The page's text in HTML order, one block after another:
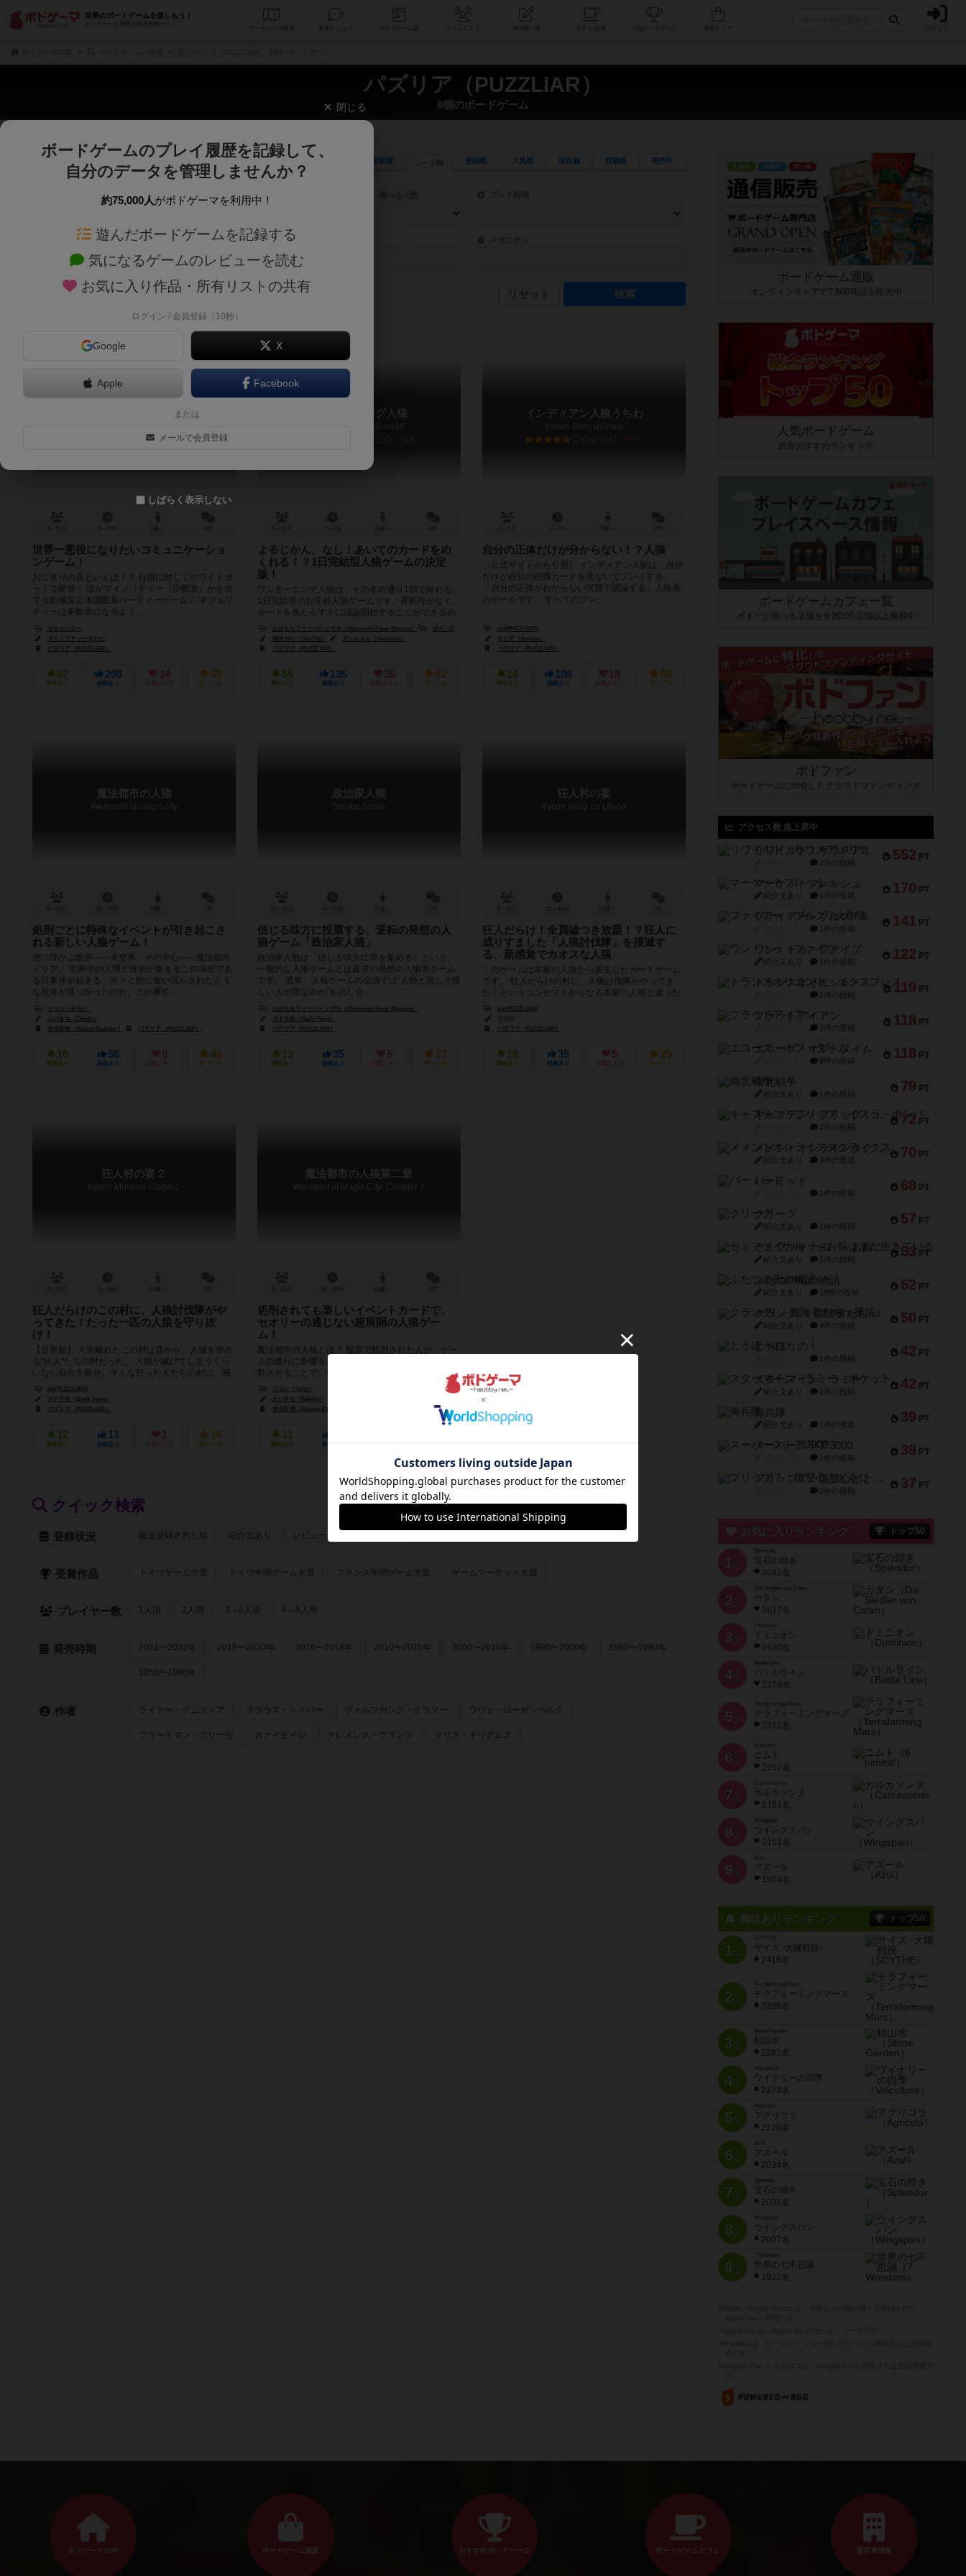
世界のボードゲームを楽しもう！
ボードゲーム専門の総合情報サイト
データベース コミュニティ 人気ボードゲーム ログイン
パズリア（PUZZLIAR）
8個のボードゲーム
じっくり表示 更新順 登録順 人気順 注目順 投稿数 発売年
商品名、商品説明文、デザイナー名、テーマ名、メカニクス名を対象にフリーワード検索ができます。
ゲームデザイナー名を指定して検索できます。
ゲームデザイナー 目安となる所要時間を指定することができます。マニュアルを読む時間や参加者へのルール説明時間は含まれていないため、初めて
対象年齢を指定します。 世界観や登場人物などモチーフ・ストーリーを指定することができます。直感的にゲームシステムを理解できるよう、中世ファンタジー・クッキング・海賊同士の対決など、ゲームコンセプトを絞
テーマ/フレーバー ゲーム性を構成するコアシステムです。主にボードゲームに慣れている方向けの絞込機能です。例えば「ダイスロール」はランダ
リセット
6.5
世界一悪役になりたいコミュニケーショ
ンゲーム！
おにぎりの具といえば？？ お題に対してホワイトボ
ードで回答！ 誰がマイノリティー（少数派）かを当
てる新感覚正体隠匿系パーティーゲーム！ マジョリ
ティーは多数派になるよう...
オオメノルー
マイノリティーさわだ
パズリア（PUZZLIAR）
57
興味あり
208
経験あり
34
お気に入り
59
持ってる
ワンモーニング人狼
One Morning Werewolf
6.0
よるじかん、なし！あいてのカードをめ
くれる！？1日完結型人狼ゲームの決定
版！
ワンモーニング人狼は、その名の通り1朝で終わる、
1日完結型のお手軽人狼ゲームです。夜処理がなく、
カードを見たらすぐに議論開始することができるの
が特徴です。むらびとチームは議論...
おかもちフィーバーメガネ（Okamochi Fever Megane）
ダイ（dai）
柚井 ゆい（Yui Yui）
ガッちゃん（Gacchan）
パズリア（PUZZLIAR）
55
興味あり
135
経験あり
35
お気に入り
62
持ってる
インディアン人狼うちわ
Indian Jinro Uchiwa
5.9
自分の正体だけが分からない！？人狼
（公式サイトから引用） インディアン人狼は、自分
だけが自分の役職カードを見ないでプレイする、
「自分の正体がわからない状態で議論する」人狼系
のゲームです。 すべてのプレ...
dai(PUZZLIAR)
すと子（Sutoko）
パズリア（PUZZLIAR）
14
興味あり
108
経験あり
18
お気に入り
58
持ってる
魔法都市の人狼
Werewolf of magic city
処刑ごとに特殊なイベントが引き起こさ
れる新しい人狼ゲーム！
空に浮かぶ世界――天空界。その中心――魔法都市
ノリア。 世界中の人間と技術が集まるこの場所であ
る日事件が起きる。次々と獣に食い荒らされたよう
な死体が見つかったのだ。この事件...
ジョン（John）
えいきち（Eikichi）
赤点計画（Akaten Keikaku）
パズリア（PUZZLIAR）
10
興味あり
56
経験あり
8
お気に入り
48
持ってる
政治家人狼
Seijika Jinrou
信じる味方に投票する、逆転の発想の人
狼ゲーム「政治家人狼」
政治家人狼は「信じる味方に票を集める」という、
一般的な人狼ゲームとは真逆の発想の人狼系ゲーム
です。 通常、人狼ゲームの会議では”人狼と思しき怪
しい人が誰なのか”を話し合...
おかもちフィーバーメガネ（Okamochi Fever Megane）
ガド大佐（Gado Taisa）
パズリア（PUZZLIAR）
13
興味あり
35
経験あり
5
お気に入り
27
持ってる
狂人村の宴
Kyojin Mura no Utage
狂人だらけ！全員嘘つき放題！？狂人に
成りすました「人狼討伐隊」を撲滅す
る、新感覚でカオスな人狼
このゲームは本家の人狼から派生したカードゲーム
です。 狂人だらけの村に、人狼討伐隊がやってき
た！というコンセプトからなる本家の人狼と違った
新しい人狼ゲームです。 狂人...
dai(PUZZLIAR)
パズリア（PUZZLIAR）
19
興味あり
35
経験あり
5
お気に入り
23
持ってる
狂人村の宴２
Kyojin Mura no Utage 2
狂人だらけのこの村に、人狼討伐隊がや
ってきた！たった一匹の人狼を守り抜
け！
【世界観】 人里離れたこの村は昔から、人狼を崇め
る"狂人"たちの村だった。 人狼が滅びてしまうくら
いなら自分を殺せ。そんな狂った人たちの村に、腕
利きの”人狼討伐隊”がやっ...
dai(PUZZLIAR)
ガド大佐（Gado Taisa）
パズリア（PUZZLIAR）
12
興味あり
11
経験あり
1
お気に入り
15
持ってる
魔法都市の人狼第二章
Werewolf of Magic City: Chapter 2
処刑されても楽しいイベントカードで、
セオリーの通じない超展開の人狼ゲー
ム！
魔法都市の人狼とは？ 投票で処刑された人が、ゲー
ムの進行に影響を及ぼすイベントカードを選んで発
動させることで、処刑された人にも逆転のチャンス
と楽しみがあるという、特殊ルール...
ジョン（John）
えいきち（Eikichi）
赤点計画（Akaten Keikaku）
11
興味あり 経験あり お気に入り 持ってる
クイック検索
登録状況 最近登録された順 紹介文あり レビューあり
受賞作品 ドイツゲーム大賞 ドイツ年間ゲーム大賞 フランス年間ゲーム大賞 ゲームマーケット大賞
プレイヤー数 1人用 2人用 3～4人用 4～8人用
発売時期 2021〜2022年 2019〜2020年 2016〜2018年 2010〜2015年 2000〜2010年 1990〜2000年 1980〜1990年
1950〜1980年
作者 ライナー・クニツィア クラウス・トイバー ヴォルフガング・クラマー ウヴェ・ローゼンベルク
フリードマン・フリーゼ カナイセイジ クレメンス・フランツ クリス・キリアムス
ボードゲーム通販
オンラインストアで7,500商品を販売中
人気ボードゲーム
総合おすすめランキング
ボードゲームカフェ一覧
ボドゲが遊べる店舗を全国500店舗以上掲載中
ボドファン
ボードゲームに特化したクラウドファンディング
アクセス数 急上昇中
552 PT
リワイルド：サウスアメリカ
2件の投稿
170 PT
マーケットフレッシュ
紹介文あり 1件の投稿
141 PT
ファイアー・ブルズ / 火牛陣
1件の投稿
122 PT
ワン・トゥ・ファイブ
紹介文あり 1件の投稿
119 PT
トランスオリエント・エクスプレス
1件の投稿
118 PT
フラットアイアン
2件の投稿
118 PT
エコーズ・オブ・タイム
8件の投稿
79 PT
南北戦争
紹介文あり 1件の投稿
72 PT
キャプテン・フリップ：イスラ・ボンバ
2件の投稿
70 PT
メメントオンラインタクティクス
紹介文あり 4件の投稿
68 PT
パーミッド
1件の投稿
57 PT
クリーグ
紹介文あり 1件の投稿
53 PT
セミファイナル ～お前はまだ生きている～
紹介文あり 1件の投稿
52 PT
ふたつの街の物語
紹介文あり 18件の投稿
50 PT
クランク! ：冒険者たち（拡張）
紹介文あり 4件の投稿
42 PT
とうほうの！
1件の投稿
42 PT
スターマイン・ラミー ポケット
紹介文あり 2件の投稿
39 PT
海兵隊
紹介文あり 1件の投稿
39 PT
スーパーストア3000
1件の投稿
37 PT
フリップ７：復讐心とともに
2件の投稿
お気に入りランキング トップ50
1 位
宝石の煌き
4042名
2 位
Die Siedler von Catan
カタン
3617名
3 位
ドミニオン
2530名
4位
Battle Line
バトルライン
2379名
5 位
Terraforming Mars
テラフォーミングマーズ
2372名
6 位
ニムト
2202名
7 位
Carcassonne
カルカソンヌ
2191名
8 位
Wingspan
ウイングスパン
2151名
9 位
Azul
アズール
1904名
興味ありランキング トップ50
1位
SCYTHE
サイズ -大鎌戦役-
2416名
2位
Terraforming Mars
テラフォーミングマーズ
2396名
3位
Stone Garden
枯山水
2281名
4位
Viticulture
ワイナリーの四季
2273名
5位
Agricola
アグリコラ
2120名
6位
Azul
アズール
2034名
7位
宝石の煌き
2031名
8位
Wingspan
ウイングスパン
2007名
9位
7 Wonders
世界の七不思議
1921名
閉じる
ボードゲームのプレイ履歴を記録して、
自分のデータを管理しませんか？
約75,000人がボドゲーマを利用中！
遊んだボードゲームを記録する
気になるゲームのレビューを読む
お気に入り作品・所有リストの共有
ログイン / 会員登録（10秒）
Google X
Apple Facebook
または
メールで会員登録
しばらく表示しない
ボドゲーマTOP ボードゲーム通販 おすすめボードゲーム ボードゲームカフェ 運営者情報